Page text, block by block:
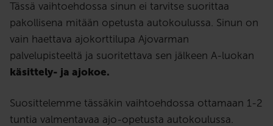
Tässä vaihtoehdossa sinun ei tarvitse suorittaa
pakollisena mitään opetusta autokoulussa. Sinun on
vain haettava ajokorttilupa Ajovarman
palvelupisteeltä ja suoritettava sen jälkeen A-luokan
käsittely- ja ajokoe.
Suosittelemme tässäkin vaihtoehdossa ottamaan 1-2
tuntia valmentavaa ajo-opetusta autokoulussa.